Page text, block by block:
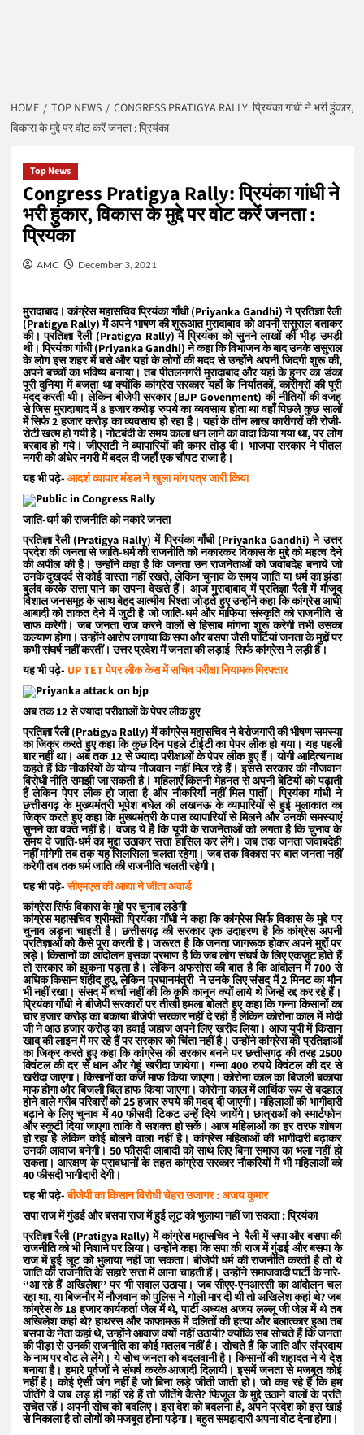
HOME TOP NEWS
CONGRESS PRATIGYA RALLY: प्रियंका गांधी ने भरी हुंकार,
विकास के मुद्दे पर वोट करें जनता : प्रियंका
Top News
Congress Pratigya Rally: प्रियंका गांधी ने
भरी हुंकार, विकास के मुद्दे पर वोट करें जनता :
प्रियंका
AMC December 3, 2021
मुरादाबाद। कांग्रेस महासचिव प्रियंका गाँधी (Priyanka Gandhi) ने प्रतिज्ञा रैली
(Pratigya Rally) में अपने भाषण की शुरूआत मुरादाबाद को अपनी ससुराल बताकर
की। प्रतिज्ञा रैली (Pratigya Rally) में प्रियंका को सुनने लाखों की भीड़ उमड़ी
थी। प्रियंका गांधी (Priyanka Gandhi) ने कहा कि विभाजन के बाद उनके ससुराल
के लोग इस शहर में बसे और यहां के लोगों की मदद से उन्होंने अपनी जिदगी शुरू की,
अपने बच्चों का भविष्य बनाया। तब पीतलनगरी मुरादाबाद और यहां के हुनर का डंका
पूरी दुनिया में बजता था क्योंकि कांग्रेस सरकार यहाँ के निर्यातकों, कारीगरों की पूरी
मदद करती थी। लेकिन बीजेपी सरकार (BJP Govenment) की नीतियों की वजह
से जिस मुरादाबाद में 8 हजार करोड़ रुपये का व्यवसाय होता था वहाँ पिछले कुछ सालों
में सिर्फ 2 हजार करोड़ का व्यवसाय हो रहा है। यहां के तीन लाख कारीगरों की रोजी-
रोटी खत्म हो गयी है। नोटबंदी के समय काला धन लाने का वादा किया गया था, पर लोग
बरबाद हो गये। जीएसटी ने व्यापारियों की कमर तोड़ दी। भाजपा सरकार ने पीतल
नगरी को अंधेर नगरी में बदल दी जहाँ एक चौपट राजा है।
यह भी पढ़े- आदर्श व्यापार मंडल ने खुला मांग पत्र जारी किया
जाति-धर्म की राजनीति को नकारे जनता
प्रतिज्ञा रैली (Pratigya Rally) में प्रियंका गाँधी (Priyanka Gandhi) ने उत्तर
प्रदेश की जनता से जाति-धर्म की राजनीति को नकारकर विकास के मुद्दे को महत्व देने
की अपील की है। उन्होंने कहा है कि जनता उन राजनेताओं को जवाबदेह बनाये जो
उनके दुखदर्द से कोई वास्ता नहीं रखते, लेकिन चुनाव के समय जाति या धर्म का झंडा
बुलंद करके सत्ता पाने का सपना देखते हैं। आज मुरादाबाद में प्रतिज्ञा रैली में मौजूद
विशाल जनसमूह के साथ बेहद आत्मीय रिश्ता जोड़ते हुए उन्होंने कहा कि कांग्रेस आधी
आबादी को ताकत देने में जुटी है जो जाति-धर्म और माफिया संस्कृति को राजनीति से
साफ करेगी। जब जनता राज करने वालों से हिसाब मांगना शुरू करेगी तभी उसका
कल्याण होगा। उन्होंने आरोप लगाया कि सपा और बसपा जैसी पार्टियां जनता के मुद्दों पर
कभी संघर्ष नहीं करतीं। उत्तर प्रदेश में जनता की लड़ाई सिर्फ कांग्रेस ने लड़ी है।
यह भी पढ़े- UP TET पेपर लीक केस में सचिव परीक्षा नियामक गिरफ्तार
अब तक 12 से ज्यादा परीक्षाओं के पेपर लीक हुए
प्रतिज्ञा रैली (Pratigya Rally) में कांग्रेस महासचिव ने बेरोजगारी की भीषण समस्या
का जिक्र करते हुए कहा कि कुछ दिन पहले टीईटी का पेपर लीक हो गया। यह पहली
बार नहीं था। अब तक 12 से ज्यादा परीक्षाओं के पेपर लीक हुए हैं। योगी आदित्यनाथ
कहते हैं कि नौकरियों के योग्य नौजवान नहीं मिल रहे हैं। इससे सरकार की नौजवान
विरोधी नीति समझी जा सकती है। महिलाएँ कितनी मेहनत से अपनी बेटियों को पढ़ाती
हैं लेकिन पेपर लीक हो जाता है और नौकरियाँ नहीं मिल पातीं। प्रियंका गांधी ने
छत्तीसगढ़ के मुख्यमंत्री भूपेश बघेल की लखनऊ के व्यापारियों से हुई मुलाकात का
जिक्र करते हुए कहा कि मुख्यमंत्री के पास व्यापारियों से मिलने और उनकी समस्याएं
सुनने का वक्त नहीं है। वजह ये है कि यूपी के राजनेताओं को लगता है कि चुनाव के
समय वे जाति-धर्म का मुद्दा उठाकर सत्ता हासिल कर लेंगे। जब तक जनता जवाबदेही
नहीं मांगेगी तब तक यह सिलसिला चलता रहेगा। जब तक विकास पर बात जनता नहीं
करेगी तब तक धर्म जाति की राजनीति चलती रहेगी।
यह भी पढ़े-सीएमएस की आद्या ने जीता अवार्ड
कांग्रेस सिर्फ विकास के मुद्दे पर चुनाव लडेगी
कांग्रेस महासचिव श्रीमती प्रियंका गाँधी ने कहा कि कांग्रेस सिर्फ विकास के मुद्दे पर
चुनाव लड़ना चाहती है। छत्तीसगढ़ की सरकार एक उदाहरण है कि कांग्रेस अपनी
प्रतिज्ञाओं को कैसे पूरा करती है। जरूरत है कि जनता जागरूक होकर अपने मुद्दों पर
लड़े। किसानों का आंदोलन इसका प्रमाण है कि जब लोग संघर्ष के लिए एकजुट होते हैं
तो सरकार को झुकना पड़ता है। लेकिन अफसोस की बात है कि आंदोलन में 700 से
अधिक किसान शहीद हुए, लेकिन प्रधानमंत्री ने उनके लिए संसद में 2 मिनट का मौन
भी नहीं रखा। संसद में चर्चा नहीं की कि कृषि कानून क्यों लाये थे जिन्हें रद्द कर रहे हैं।
प्रियंका गाँधी ने बीजेपी सरकारों पर तीखी हमला बोलते हुए कहा कि गन्ना किसानों का
चार हजार करोड़ का बकाया बीजेपी सरकार नहीं दे रही है लेकिन कोरोना काल में मोदी
जी ने आठ हजार करोड़ का हवाई जहाज अपने लिए खरीद लिया। आज यूपी में किसान
खाद की लाइन में मर रहे हैं पर सरकार को चिंता नहीं है। उन्होंने कांग्रेस की प्रतिज्ञाओं
का जिक्र करते हुए कहा कि कांग्रेस की सरकार बनने पर छत्तीसगढ़ की तरह 2500
क्विंटल की दर से धान और गेहूं खरीदा जायेगा। गन्ना 400 रुपये क्विंटल की दर से
खरीदा जाएगा। किसानों का कर्ज माफ किया जाएगा। कोरोना काल का बिजली बकाया
माफ होगा और बिजली बिल हाफ किया जाएगा। कोरोना काल में आर्थिक रूप से बदहाल
होने वाले गरीब परिवारों को 25 हजार रुपये की मदद दी जाएगी। महिलाओं की भागीदारी
बढ़ाने के लिए चुनाव में 40 फीसदी टिकट उन्हें दिये जायेंगे। छात्राओं को स्मार्टफोन
और स्कूटी दिया जाएगा ताकि वे सशक्त हो सकें। आज महिलाओं का हर तरफ शोषण
हो रहा है लेकिन कोई बोलने वाला नहीं है। कांग्रेस महिलाओं की भागीदारी बढ़ाकर
उनकी आवाज बनेगी। 50 फीसदी आबादी को साथ लिए बिना समाज का भला नहीं हो
सकता। आरक्षण के प्रावधानों के तहत कांग्रेस सरकार नौकरियों में भी महिलाओं को
40 फीसदी भागीदारी देगी।
यह भी पढ़े-बीजेपी का किसान विरोधी चेहरा उजागर : अजय कुमार
सपा राज में गुंडई और बसपा राज में हुई लूट को भुलाया नहीं जा सकता : प्रियंका
प्रतिज्ञा रैली (Pratigya Rally) में कांग्रेस महासचिव ने रैली में सपा और बसपा की
राजनीति को भी निशाने पर लिया। उन्होंने कहा कि सपा की राज में गुंडई और बसपा के
राज में हुई लूट को भुलाया नहीं जा सकता। बीजेपी धर्म की राजनीति करती है तो ये
जाति की राजनीति के सहारे सत्ता में आना चाहती हैं। उन्होंने समाजवादी पार्टी के नारे-
‘‘आ रहे हैं अखिलेश’’ पर भी सवाल उठाया। जब सीएए-एनआरसी का आंदोलन चल
रहा था, या बिजनौर में नौजवान को पुलिस ने गोली मार दी थी तो अखिलेश कहां थे? जब
कांग्रेस के 18 हजार कार्यकर्ता जेल में थे, पार्टी अध्यक्ष अजय लल्लू जी जेल में थे तब
अखिलेश कहां थे? हाथरस और फाफामऊ में दलितों की हत्या और बलात्कार हुआ तब
बसपा के नेता कहां थे, उन्होंने आवाज क्यों नहीं उठायी? क्योंकि सब सोचते हैं कि जनता
की पीड़ा से उनकी राजनीति का कोई मतलब नहीं है। सोचते हैं कि जाति और संप्रदाय
के नाम पर वोट ले लेंगे। ये सोच जनता को बदलवानी है। किसानों की शहादत ने ये देश
बनाया है। हमारे पूर्वजों ने संघर्ष करके आजादी दिलायी। इसमें जनता से मजबूत कोई
नहीं है। कोई ऐसी जंग नहीं है जो बिना लड़े जीती जाती हो। जो कह रहे हैं कि हम
जीतेंगे वे जब लड़ ही नहीं रहे हैं तो जीतेंगे कैसे? फिजूल के मुद्दे उठाने वालों के प्रति
सचेत रहें। अपनी सोच को बदलिए। इस देश को बदलना है, अपने प्रदेश को इस खाईं
से निकाला है तो लोगों को मजबूत होना पड़ेगा। बहुत समझदारी अपना वोट देना होगा।